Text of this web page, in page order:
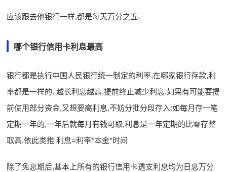
应该跟去他银行一样,都是每天万分之五.
哪个银行信用卡利息最高
银行都是执行中国人民银行统一制定的利率,在哪家银行存款,利
率都是一样的. 越长利息越高,提前终止减少利息.如果有可能要提
前使用部分资金,又想要高利息,不妨分批分段存入:如每月存一笔
定期一年的,一年后就每月有钱可取,利息是一年定期的比零存整
取高.依此类推 利息=利率*本金*时间
除了免息期后,基本上所有的银行信用卡透支利息均为日息万分